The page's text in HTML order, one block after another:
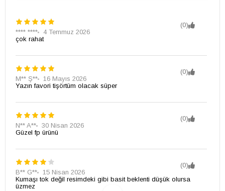
(0)
**** ****
4 Temmuz 2026
çok rahat
(0)
M** Ş**
16 Mayıs 2026
Yazın favori tişörtüm olacak süper
(0)
N** A**
30 Nisan 2026
Güzel fp ürünü
(0)
B** G**
15 Nisan 2026
Kumaşı tok değil resimdeki gibi basit beklenti düşük olursa
üzmez